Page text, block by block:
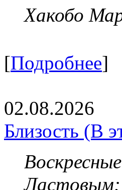
Хакобо
[Подробнее]
02.08.2026
Близость (В